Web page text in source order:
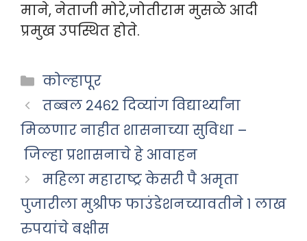
माने, नेताजी मोरे,जोतीराम मुसळे आदी
प्रमुख उपस्थित होते.
Categories
कोल्हापूर
तब्बल २४६२ दिव्यांग विद्यार्थ्यांना
मिळणार नाहीत शासनाच्या सुविधा –
जिल्हा प्रशासनाचे हे आवाहन
महिला महाराष्ट्र केसरी पै अमृता
पुजारीला मुश्रीफ फाउंडेशनच्यावतीने १ लाख
रुपयांचे बक्षीस